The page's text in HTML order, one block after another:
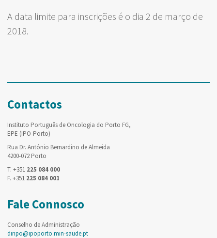
A data limite para inscrições é o dia 2 de março de
2018.
Contactos
Instituto Português de Oncologia do Porto FG,
EPE (IPO-Porto)
Rua Dr. António Bernardino de Almeida
4200-072 Porto
T. +351 225 084 000
F. +351 225 084 001
Fale Connosco
Conselho de Administração
diripo@ipoporto.min-saude.pt